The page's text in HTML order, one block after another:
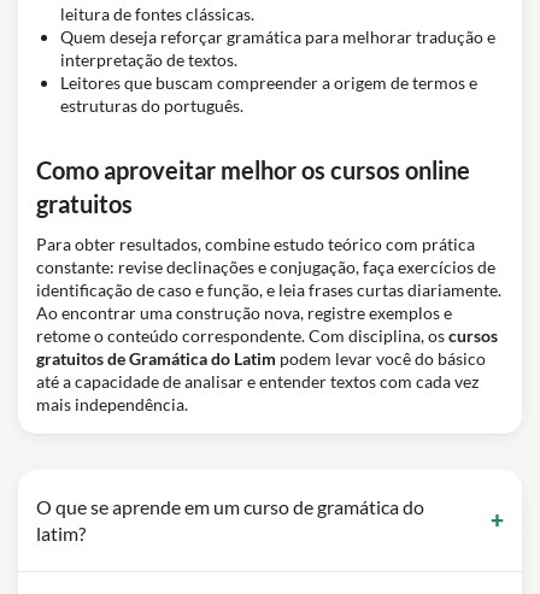
leitura de fontes clássicas.
Quem deseja reforçar gramática para melhorar tradução e
interpretação de textos.
Leitores que buscam compreender a origem de termos e
estruturas do português.
Como aproveitar melhor os cursos online
gratuitos
Para obter resultados, combine estudo teórico com prática
constante: revise declinações e conjugação, faça exercícios de
identificação de caso e função, e leia frases curtas diariamente.
Ao encontrar uma construção nova, registre exemplos e
retome o conteúdo correspondente. Com disciplina, oscursos
gratuitos de Gramática do Latim podem levar você do básico
até a capacidade de analisar e entender textos com cada vez
mais independência.
O que se aprende em um curso de gramática do
latim?